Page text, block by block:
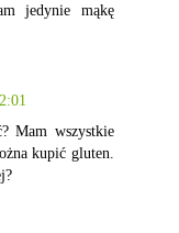
jedynie mąkę
Mam wszystkie
kupić gluten.